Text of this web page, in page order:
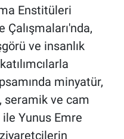
Enstitüleri
ve insanlık
minyatür,
seramik ve cam
Yunus Emre